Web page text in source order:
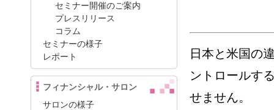
日本と米国の
ントロールす
せません。
セミナー開催のご案内
プレスリリース
コラム
セミナーの様子
レポート
フィナンシャル・サロン
サロンの様子